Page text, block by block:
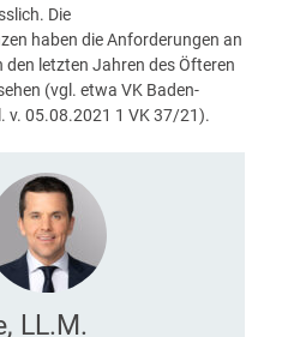
Die
haben die Anforderungen an
letzten Jahren des Öfteren
(vgl. etwa VK Baden-
v. 05.08.2021 1 VK 37/21).
LL.M.